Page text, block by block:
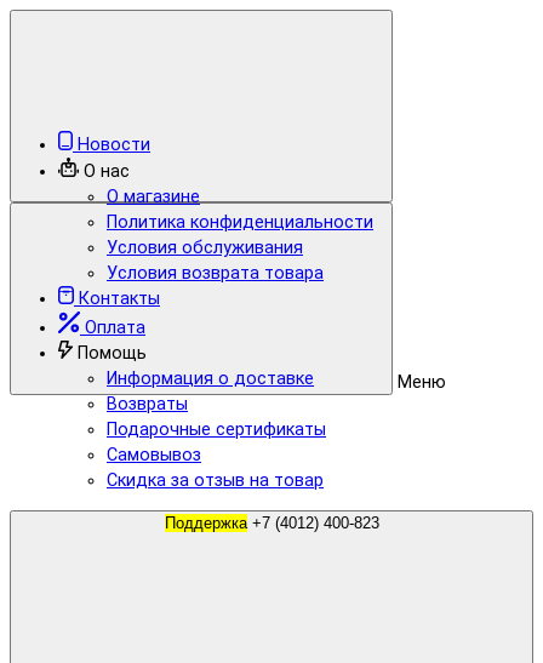
Меню
Новости
О нас
О магазине
Политика конфиденциальности
Условия обслуживания
Условия возврата товара
Контакты
Оплата
Помощь
Информация о доставке
Возвраты
Подарочные сертификаты
Самовывоз
Скидка за отзыв на товар
Поддержка +7 (4012) 400-823